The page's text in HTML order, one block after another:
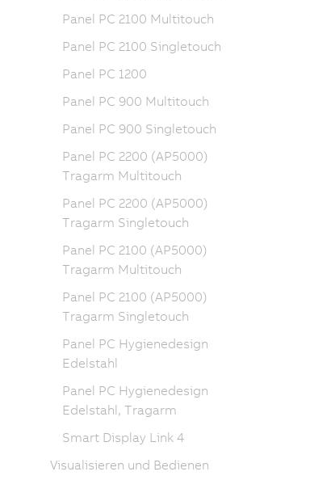
Panel PC 2100 Multitouch
Panel PC 2100 Singletouch
Panel PC 1200
Panel PC 900 Multitouch
Panel PC 900 Singletouch
Panel PC 2200 (AP5000)
Tragarm Multitouch
Panel PC 2200 (AP5000)
Tragarm Singletouch
Panel PC 2100 (AP5000)
Tragarm Multitouch
Panel PC 2100 (AP5000)
Tragarm Singletouch
Panel PC Hygienedesign
Edelstahl
Panel PC Hygienedesign
Edelstahl, Tragarm
Smart Display Link 4
Visualisieren und Bedienen